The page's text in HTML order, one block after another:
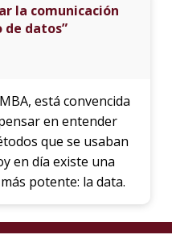
la comunicación
de datos”
está convencida
en entender
que se usaban
en día existe una
potente: la data.